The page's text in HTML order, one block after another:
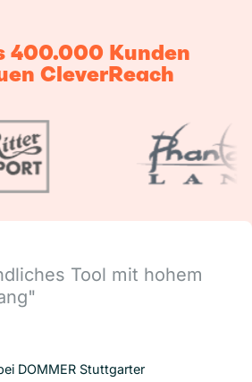
400.000 Kunden
CleverReach
Tool mit hohem
DOMMER Stuttgarter